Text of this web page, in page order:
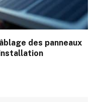
des panneaux